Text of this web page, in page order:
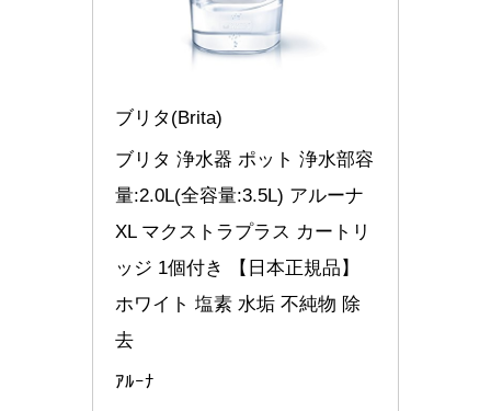
ブリタ(Brita)
ブリタ 浄水器 ポット 浄水部容
量:2.0L(全容量:3.5L) アルーナ
XL マクストラプラス カートリ
ッジ 1個付き 【日本正規品】
ホワイト 塩素 水垢 不純物 除
去
ｱﾙｰﾅ